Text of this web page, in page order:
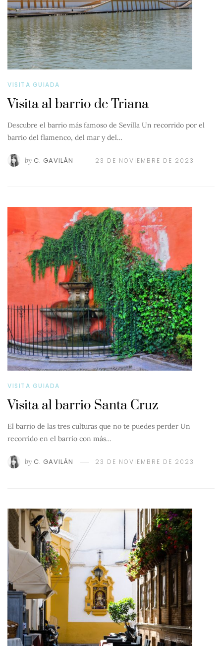
VISITA GUIADA
Visita al barrio de Triana
Descubre el barrio más famoso de Sevilla Un recorrido por el
barrio del flamenco, del mar y del…
by C. GAVILÁN 23 DE NOVIEMBRE DE 2023
VISITA GUIADA
Visita al barrio Santa Cruz
El barrio de las tres culturas que no te puedes perder Un
recorrido en el barrio con más…
by C. GAVILÁN 23 DE NOVIEMBRE DE 2023